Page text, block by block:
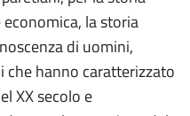
la storia
di uomini,
hanno caratterizzato
XX secolo e